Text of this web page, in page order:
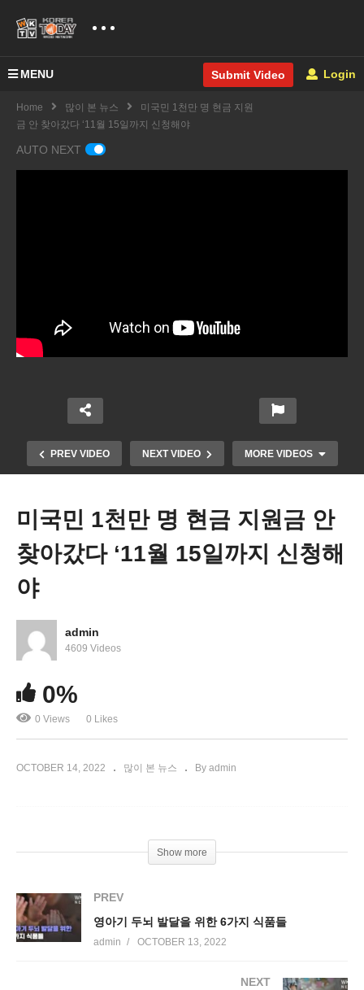
MENU Submit Video Login
Home 많이 본 뉴스
미국민 1천만 명 현금 지원
금 안 찾아갔다 ‘11월 15일까지 신청해야
AUTO NEXT
PREV VIDEO NEXT VIDEO MORE VIDEOS
미국포함 지구촌 경제 ‘고통스런 2023년 최악 불경
미국민 1천만 명 현금 지원금 안
찾아갔다 ‘11월 15일까지 신청해
야
admin
4609 Videos
0%
0 Views 0 Likes
OCTOBER 14, 2022 많이 본 뉴스 By admin
Show more
PREV
영아기 두뇌 발달을 위한 6가지 식품들
admin OCTOBER 13, 2022
NEXT